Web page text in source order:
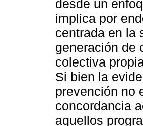
desde un
implica por
centrada en la
generación de
colectiva
Si bien la
prevención no
concordancia
aquellos